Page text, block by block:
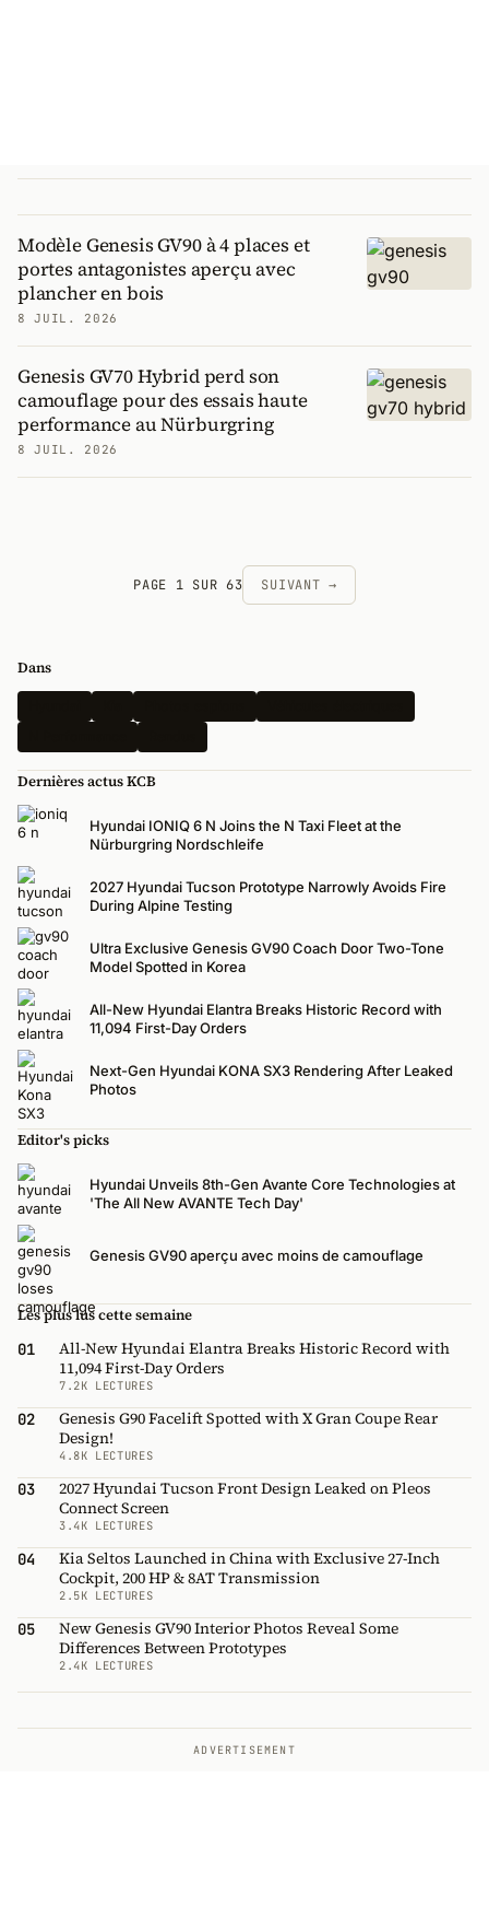
Modèle Genesis GV90 à 4 places et
portes antagonistes aperçu avec
plancher en bois
8 JUIL. 2026
Genesis GV70 Hybrid perd son
camouflage pour des essais haute
performance au Nürburgring
8 JUIL. 2026
PAGE 1 SUR 63 SUIVANT →
Dans
Dernières actus KCB
Hyundai IONIQ 6 N Joins the N Taxi Fleet at the
Nürburgring Nordschleife
2027 Hyundai Tucson Prototype Narrowly Avoids Fire
During Alpine Testing
Ultra Exclusive Genesis GV90 Coach Door Two-Tone
Model Spotted in Korea
All-New Hyundai Elantra Breaks Historic Record with
11,094 First-Day Orders
Next-Gen Hyundai KONA SX3 Rendering After Leaked
Photos
Editor's picks
Hyundai Unveils 8th-Gen Avante Core Technologies at
'The All New AVANTE Tech Day'
Genesis GV90 aperçu avec moins de camouflage
Les plus lus cette semaine
01
All-New Hyundai Elantra Breaks Historic Record with
11,094 First-Day Orders
7.2K LECTURES
02
Genesis G90 Facelift Spotted with X Gran Coupe Rear
Design!
4.8K LECTURES
03
2027 Hyundai Tucson Front Design Leaked on Pleos
Connect Screen
3.4K LECTURES
04
Kia Seltos Launched in China with Exclusive 27-Inch
Cockpit, 200 HP & 8AT Transmission
2.5K LECTURES
05
New Genesis GV90 Interior Photos Reveal Some
Differences Between Prototypes
2.4K LECTURES
ADVERTISEMENT